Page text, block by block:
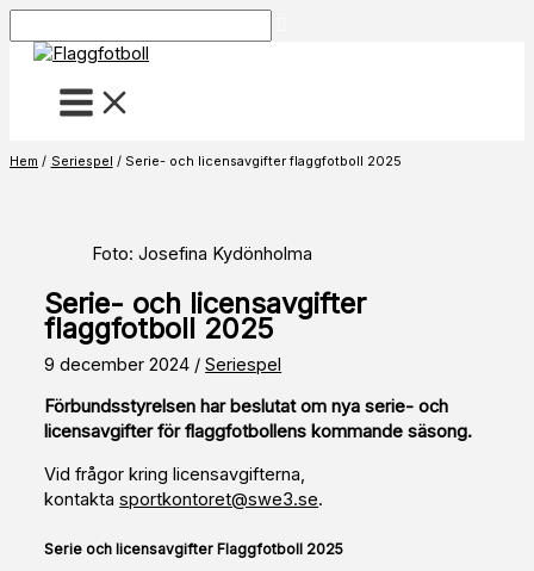
till
Hem Seriespel Serie- och licensavgifter flaggfotboll 2025
Foto: Josefina Kydönholma
Serie- och licensavgifter
flaggfotboll 2025
9 december 2024 /Seriespel
Förbundsstyrelsen har beslutat om nya serie- och
licensavgifter för flaggfotbollens kommande säsong.
Vid frågor kring licensavgifterna,
kontaktasportkontoret@swe3.se.
Serie och licensavgifter Flaggfotboll 2025